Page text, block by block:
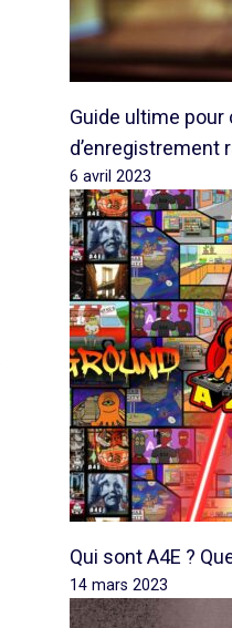
Guide ultime
d’enregistrement
6 avril 2023
Qui sont A4E ?
14 mars 2023